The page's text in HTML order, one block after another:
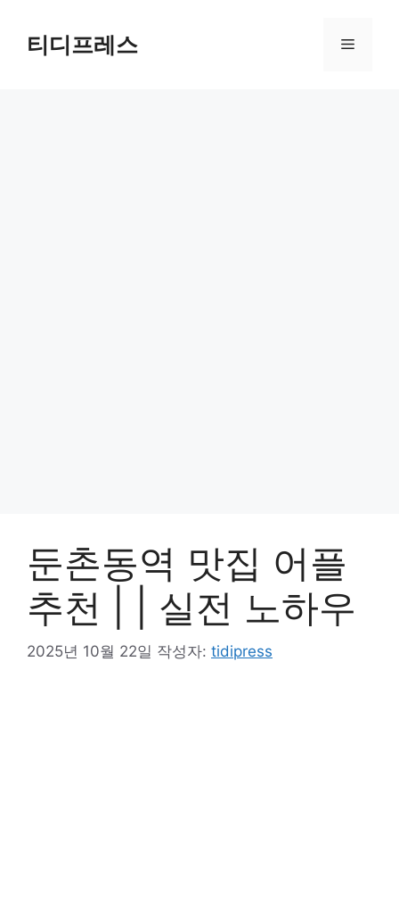
티디프레스 메
둔촌동역 맛집 어플
추천 | | 실전 노하우
2025년 10월 22일 작성자: tidipress